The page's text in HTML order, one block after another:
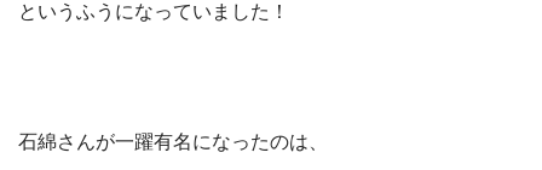
というふうになっていました！
石綿さんが一躍有名になったのは、